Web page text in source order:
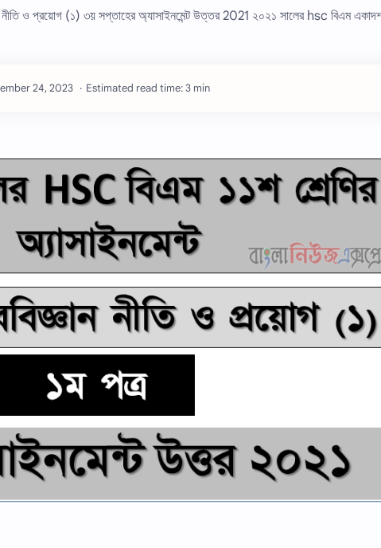
নীতি ও প্রয়োগ (১) ৩য় সপ্তাহের অ্যাসাইনমেন্ট উত্তর 2021 ২০২১ সালের hsc বিএম
Estimated read time: 3 min